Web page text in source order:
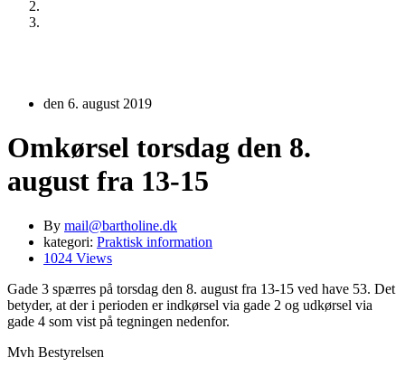
den 6. august 2019
Omkørsel torsdag den 8.
august fra 13-15
By mail@bartholine.dk
kategori: Praktisk information
1024 Views
Gade 3 spærres på torsdag den 8. august fra 13-15 ved have 53. Det
betyder, at der i perioden er indkørsel via gade 2 og udkørsel via
gade 4 som vist på tegningen nedenfor.
Mvh Bestyrelsen